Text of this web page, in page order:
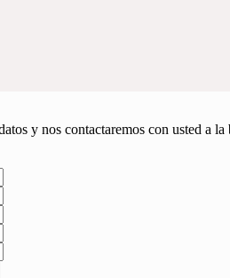
y nos contactaremos con usted a la